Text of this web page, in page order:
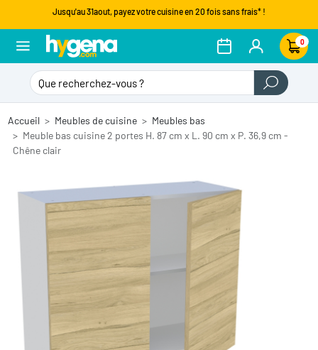
Jusqu'au 31aout, payez votre cuisine en 20 fois sans frais* !
0
Accueil Meubles de cuisine
Meubles bas
Meuble bas cuisine 2 portes H. 87 cm x L. 90 cm x P. 36,9 cm -
Chêne clair